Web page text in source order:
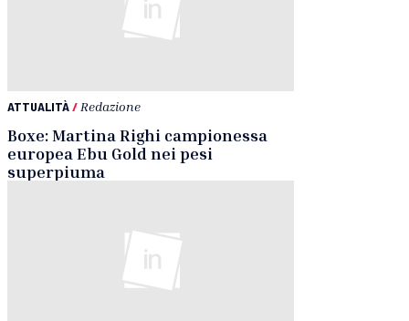
ATTUALITÀ/ Redazione
Boxe: Martina Righi campionessa
europea Ebu Gold nei pesi
superpiuma